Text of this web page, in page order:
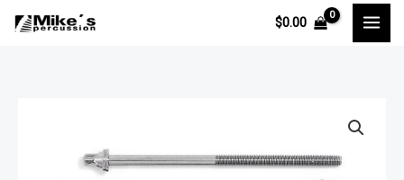
$0.00